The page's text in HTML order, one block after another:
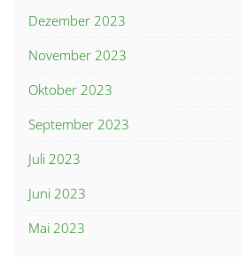
Dezember 2023
November 2023
Oktober 2023
September 2023
Juli 2023
Juni 2023
Mai 2023